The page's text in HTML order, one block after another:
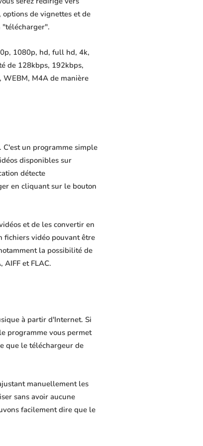
de vignettes et de
"télécharger".
1080p, hd, full hd, 4k,
de 128kbps, 192kbps,
WEBM, M4A de manière
un programme simple
disponibles sur
détecte
en cliquant sur le bouton
et de les convertir en
fichiers vidéo pouvant être
la possibilité de
et FLAC.
à partir d'Internet. Si
programme vous permet
que le téléchargeur de
manuellement les
sans avoir aucune
facilement dire que le